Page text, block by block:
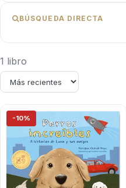
BÚSQUEDA DIRECTA
1 libro
-10%